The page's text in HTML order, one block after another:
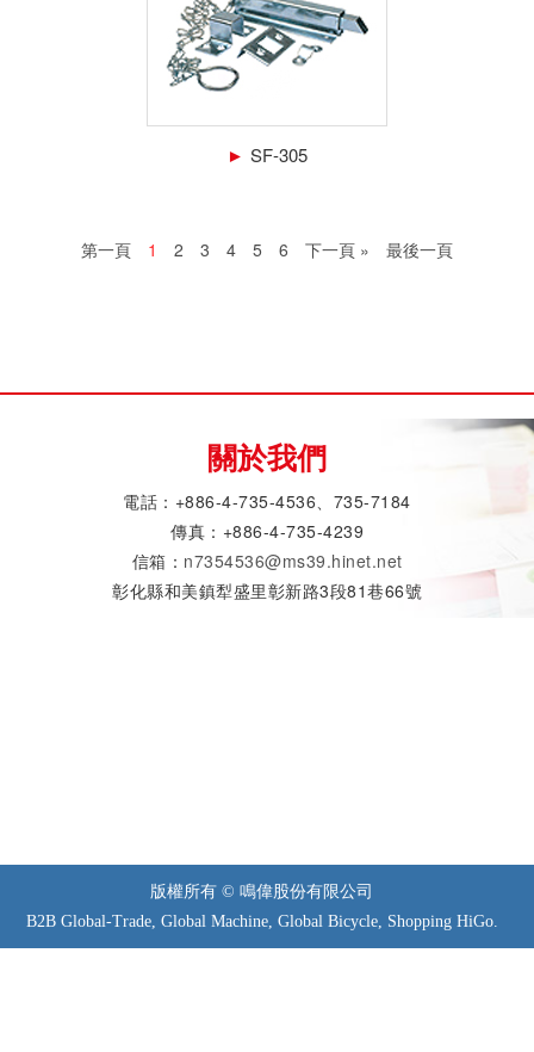
► SF-305
第一頁 1 2 3 4 5 6 下一頁 » 最後一頁
關於我們
電話：+886-4-735-4536、735-7184
傳真：+886-4-735-4239
信箱： n7354536@ms39.hinet.net
彰化縣和美鎮犁盛里彰新路3段81巷66號
版權所有 © 鳴偉股份有限公司
B2B Global-Trade, Global Machine, Global Bicycle, Shopping HiGo.